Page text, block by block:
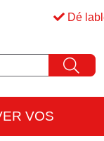
Dé
VOS